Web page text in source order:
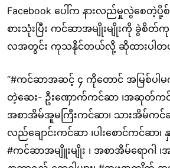
Facebook ပေါ်က နားလည်မှုလွဲစေတဲ့ပို့
စားသုံးပြီး ကင်ဆာအမျိုးမျိုးကို ခွဲစိ
လအတွင်း ကုသနိုင်တယ်လို့ ဆိုထားပါတ
“#ကင်ဆာအဆင့် ၄ ကိုတောင် အမြစ်ပါမ
တဲ့ဆေး- ဦးဏှောက်ကင်ဆာ ၊အဆုတ်က
အစာအိမ်အူမကြီးကင်ဆာ၊ သားအိမ်ကင်ဆ
လည်ချောင်းကင်ဆာ ၊ပါးစောင်ကင်ဆာ၊
#ကင်ဆာအမျိူးမျိုး ၊ အစာအိမ်ရောဂါ ၊အ